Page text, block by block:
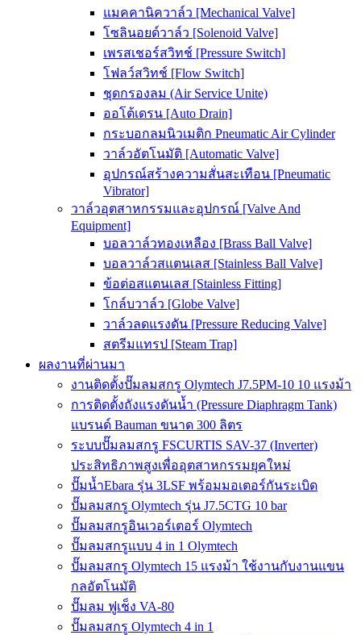
แมคคานิควาล์ว [Mechanical Valve]
โซลินอยด์วาล์ว [Solenoid Valve]
เพรสเชอร์สวิทช์ [Pressure Switch]
โฟลว์สวิทช์ [Flow Switch]
ชุดกรองลม (Air Service Unite)
ออโต้เดรน [Auto Drain]
กระบอกลมนิวเมติก Pneumatic Air Cylinder
วาล์วอัตโนมัติ [Automatic Valve]
อุปกรณ์สร้างความสั่นสะเทือน [Pneumatic
Vibrator]
วาล์วอุตสาหกรรมและอุปกรณ์ [Valve And
Equipment]
บอลวาล์วทองเหลือง [Brass Ball Valve]
บอลวาล์วสแตนเลส [Stainless Ball Valve]
ข้อต่อสแตนเลส [Stainless Fitting]
โกล์บวาล์ว [Globe Valve]
วาล์วลดแรงดัน [Pressure Reducing Valve]
สตรีมแทรป [Steam Trap]
ผลงานที่ผ่านมา
งานติดตั้งปั๊มลมสกรู Olymtech J7.5PM-10 10 แรงม้า
การติดตั้งถังแรงดันน้ำ (Pressure Diaphragm Tank)
แบรนด์ Bauman ขนาด 300 ลิตร
ระบบปั๊มลมสกรู FSCURTIS SAV-37 (Inverter)
ประสิทธิภาพสูงเพื่ออุตสาหกรรมยุคใหม่
ปั๊มน้ำEbara รุ่น 3LSF พร้อมมอเตอร์กันระเบิด
ปั๊มลมสกรู Olymtech รุ่น J7.5CTG 10 bar
ปั๊มลมสกรูอินเวอร์เตอร์ Olymtech
ปั๊มลมสกรูแบบ 4 in 1 Olymtech
ปั๊มลมสกรู Olymtech 15 แรงม้า ใช้งานกับงานแขน
กลอัตโนมัติ
ปั๊มลม ฟูเช็ง VA-80
ปั๊มลมสกรู Olymtech 4 in 1